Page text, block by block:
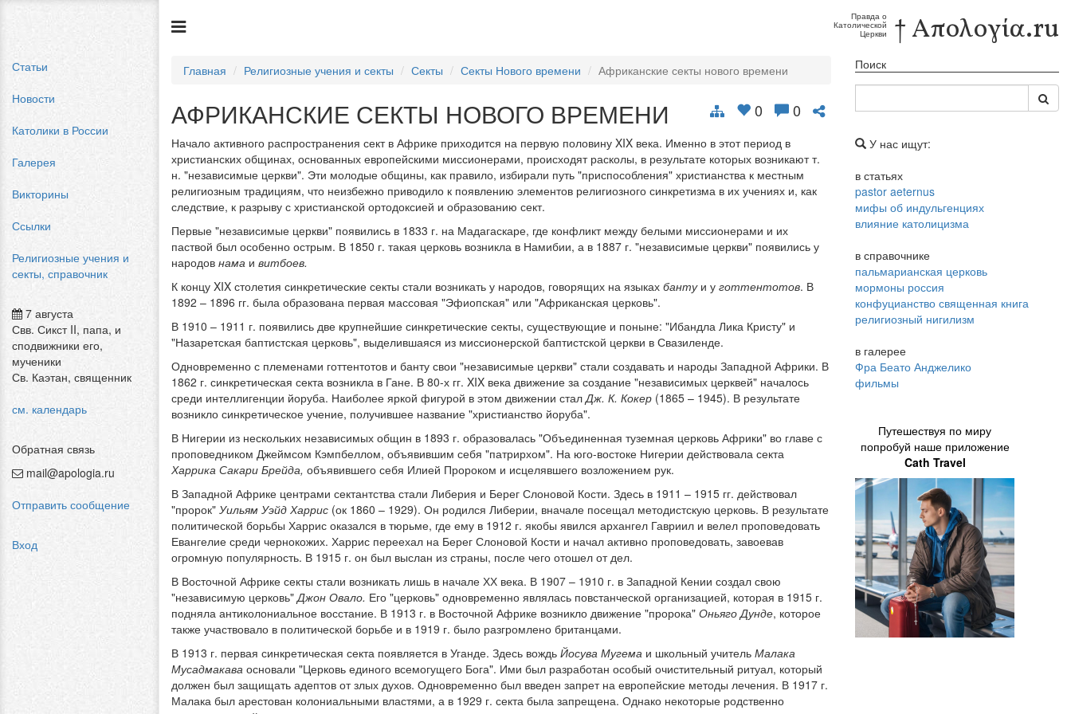
Статьи
Новости
Католики в России
Галерея
Викторины
Ссылки
Религиозные учения и
секты, справочник
7 августа
Свв. Сикст II, папа, и
сподвижники его,
мученики
Св. Каэтан, священник
см. календарь
Обратная связь
mail@apologia.ru
Отправить сообщение
Вход
Правда о
Католической
Церкви † Απολογία.ru
Главная Религиозные учения и секты Секты Секты Нового времени Африканские секты нового времени
0 0
АФРИКАНСКИЕ СЕКТЫ НОВОГО ВРЕМЕНИ
Начало активного распространения сект в Африке приходится на первую половину XIX века. Именно в этот период в
христианских общинах, основанных европейскими миссионерами, происходят расколы, в результате которых возникают т.
н. "независимые церкви". Эти молодые общины, как правило, избирали путь "приспособления" христианства к местным
религиозным традициям, что неизбежно приводило к появлению элементов религиозного синкретизма в их учениях и, как
следствие, к разрыву с христианской ортодоксией и образованию сект.
Первые "независимые церкви" появились в 1833 г. на Мадагаскаре, где конфликт между белыми миссионерами и их
паствой был особенно острым. В 1850 г. такая церковь возникла в Намибии, а в 1887 г. "независимые церкви" появились у
народов нама и витбоев.
К концу XIX столетия синкретические секты стали возникать у народов, говорящих на языках бантуи у готтентотов. В
1892 – 1896 гг. была образована первая массовая "Эфиопская" или "Африканская церковь".
В 1910 – 1911 г. появились две крупнейшие синкретические секты, существующие и поныне: "Ибандла Лика Кристу" и
"Назаретская баптистская церковь", выделившаяся из миссионерской баптистской церкви в Свазиленде.
Одновременно с племенами готтентотов и банту свои "независимые церкви" стали создавать и народы Западной Африки. В
1862 г. синкретическая секта возникла в Гане. В 80-х гг. XIX века движение за создание "независимых церквей" началось
среди интеллигенции йоруба. Наиболее яркой фигурой в этом движении сталДж. К. Кокер (1865 – 1945). В результате
возникло синкретическое учение, получившее название "христианство йоруба".
В Нигерии из нескольких независимых общин в 1893 г. образовалась "Объединенная туземная церковь Африки" во главе с
проповедником Джеймсом Кэмпбеллом, объявившим себя "патрирхом". На юго-востоке Нигерии действовала секта
Харрика Сакари Брейда, объявившего себя Илией Пророком и исцелявшего возложением рук.
В Западной Африке центрами сектантства стали Либерия и Берег Слоновой Кости. Здесь в 1911 – 1915 гг. действовал
"пророк" Уильям Уэйд Харрис (ок 1860 – 1929). Он родился Либерии, вначале посещал методистскую церковь. В результате
политической борьбы Харрис оказался в тюрьме, где ему в 1912 г. якобы явился архангел Гавриил и велел проповедовать
Евангелие среди чернокожих. Харрис переехал на Берег Слоновой Кости и начал активно проповедовать, завоевав
огромную популярность. В 1915 г. он был выслан из страны, после чего отошел от дел.
В Восточной Африке секты стали возникать лишь в начале ХХ века. В 1907 – 1910 г. в Западной Кении создал свою
"независимую церковь"Джон Овало. Его "церковь" одновременно являлась повстанческой организацией, которая в 1915 г.
подняла антиколониальное восстание. В 1913 г. в Восточной Африке возникло движение "пророка" Оньяго Дунде, которое
также участвовало в политической борьбе и в 1919 г. было разгромлено британцами.
В 1913 г. первая синкретическая секта появляется в Уганде. Здесь вождь Йосува Мугема и школьный учитель Малака
Мусадмакава основали "Церковь единого всемогущего Бога". Ими был разработан особый очистительный ритуал, который
должен был защищать адептов от злых духов. Одновременно был введен запрет на европейские методы лечения. В 1917 г.
Малака был арестован колониальными властями, а в 1929 г. секта была запрещена. Однако некоторые родственно
Поиск
У нас ищут:
в статьях
pastor aeternus
мифы об индульгенциях
влияние католицизма
в справочнике
пальмарианская церковь
мормоны россия
конфуцианство священная книга
религиозный нигилизм
в галерее
Фра Беато Анджелико
фильмы
Путешествуя по миру
попробуй наше приложение
Cath Travel